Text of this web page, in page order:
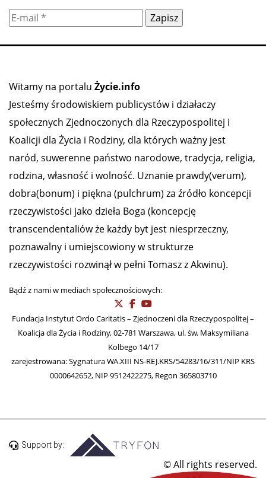
Witamy na portalu Życie.info
Jesteśmy środowiskiem publicystów i działaczy
społecznych Zjednoczonych dla Rzeczypospolitej i
Koalicji dla Życia i Rodziny, dla których ważny jest
naród, suwerenne państwo narodowe, tradycja, religia,
rodzina, własność i wolność. Uznanie prawdy(verum),
dobra(bonum) i piękna (pulchrum) za źródło koncepcji
rzeczywistości jako dzieła Boga (koncepcję
transcendentaliów że każdy byt jest niesprzeczny,
poznawalny i umiejscowiony w strukturze
rzeczywistości rozwinął w pełni Tomasz z Akwinu).
Bądź z nami w mediach społecznościowych:
Fundacja Instytut Ordo Caritatis – Zjednoczeni dla Rzeczypospolitej –
Koalicja dla Życia i Rodziny, 02-781 Warszawa, ul. św. Maksymiliana
Kolbego 14/17
zarejestrowana: Sygnatura WA.XIII NS-REJ.KRS/54283/16/311/NIP KRS
0000642652, NIP 9512422275, Regon 365803710
Support by:
© All rights reserved.